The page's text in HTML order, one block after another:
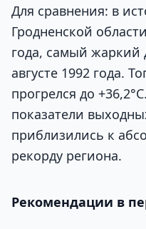
Для сравнения: в
Гродненской
года, самый жаркий
августе 1992 года.
прогрелся до
показатели
приблизились к
рекорду региона.
Рекомендации в